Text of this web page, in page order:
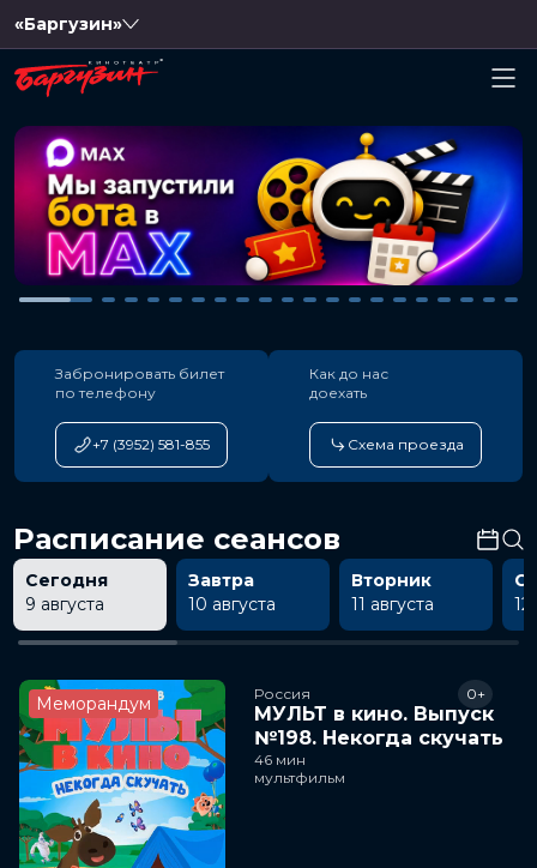
«Баргузин»
Забронировать билет
по телефону
+7 (3952) 581-855
Как до нас
доехать
Схема проезда
Расписание сеансов
Сегодня
9 августа
Завтра
10 августа
Вторник
11 августа
12
Меморандум Россия
МУЛЬТ в кино. Выпуск
№198. Некогда скучать
0+
46 мин
мультфильм